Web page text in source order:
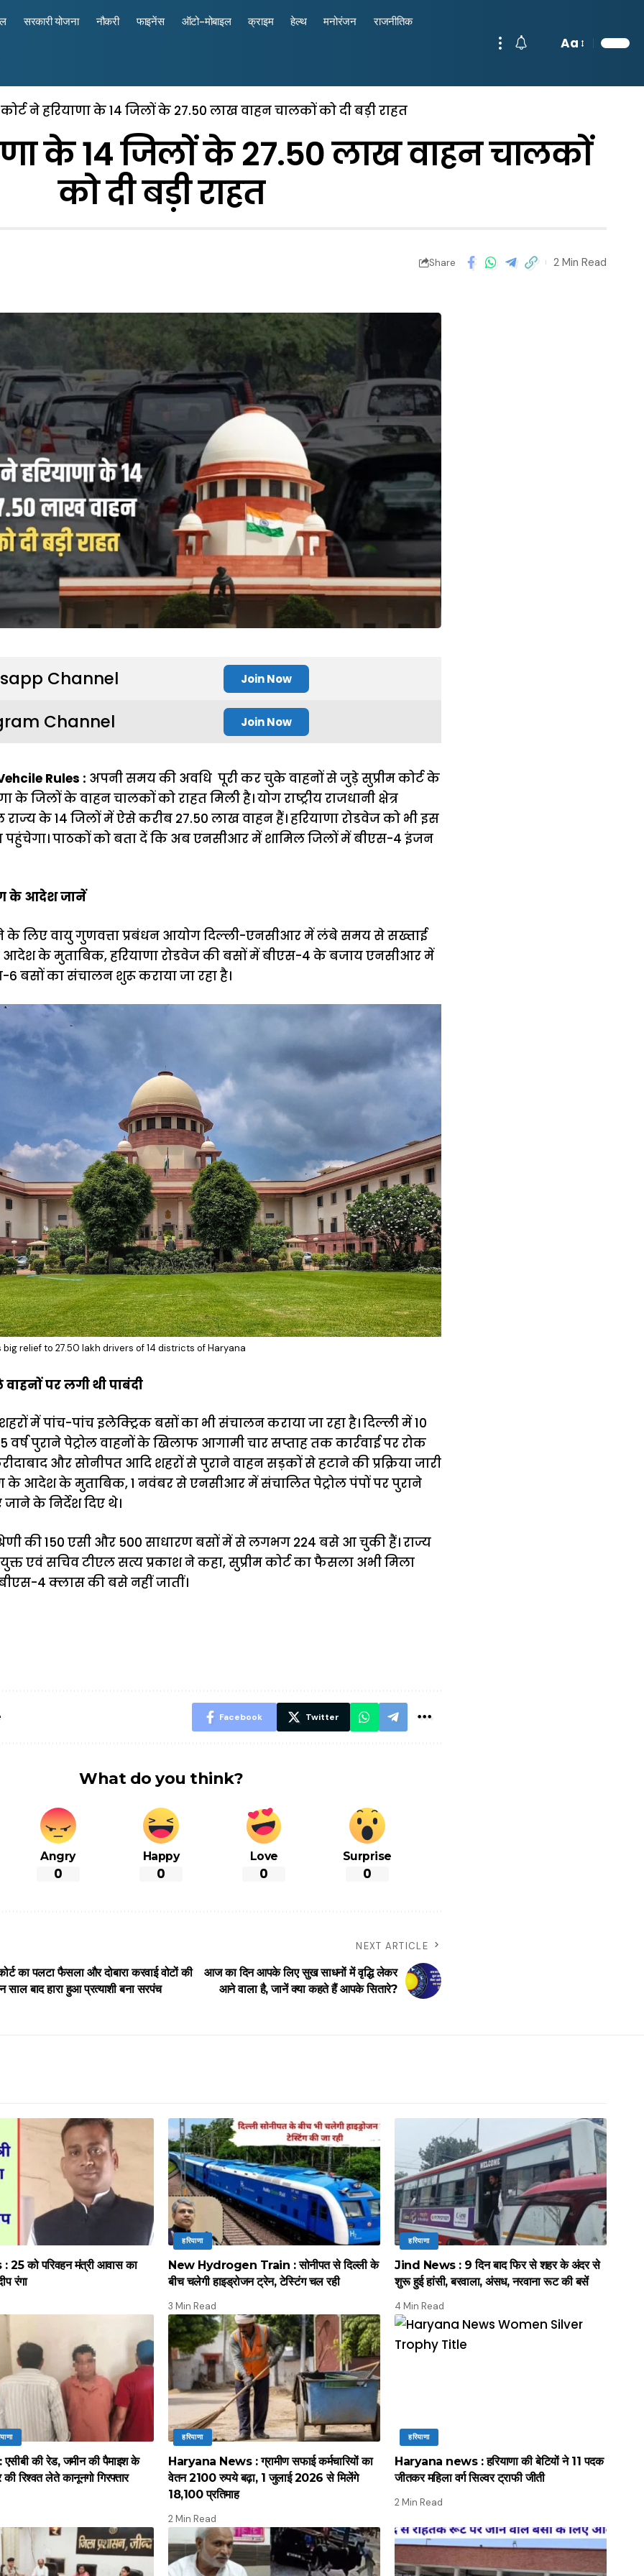
सरकारी योजना नौकरी फाइनेंस ऑटो-मोबाइल क्राइम हेल्थ मनोरंजन राजनीतिक
Aa
कोर्ट ने हरियाणा के 14 जिलों के 27.50 लाख वाहन चालकों को दी बड़ी राहत
के 14 जिलों के 27.50 लाख वाहन चालकों
को दी बड़ी राहत
Share 2 Min Read
Channel Join Now
Channel Join Now
Rules : अपनी समय की अवधि पूरी कर चुके वाहनों से जुड़े सुप्रीम कोर्ट के
के जिलों के वाहन चालकों को राहत मिली है। योग राष्ट्रीय राजधानी क्षेत्र
के 14 जिलों में ऐसे करीब 27.50 लाख वाहन हैं। हरियाणा रोडवेज को भी इस
पाठकों को बता दें कि अब एनसीआर में शामिल जिलों में बीएस-4 इंजन
के आदेश जानें
के लिए वायु गुणवत्ता प्रबंधन आयोग दिल्ली-एनसीआर में लंबे समय से सख्ताई
आदेश के मुताबिक, हरियाणा रोडवेज की बसों में बीएस-4 के बजाय एनसीआर में
6 बसों का संचालन शुरू कराया जा रहा है।
relief to 27.50 lakh drivers of 14 districts of Haryana
वाहनों पर लगी थी पाबंदी
में पांच-पांच इलेक्ट्रिक बसों का भी संचालन कराया जा रहा है। दिल्ली में 10
वर्ष पुराने पेट्रोल वाहनों के खिलाफ आगामी चार सप्ताह तक कार्रवाई पर रोक
और सोनीपत आदि शहरों से पुराने वाहन सड़कों से हटाने की प्रक्रिया जारी
के आदेश के मुताबिक, 1 नवंबर से एनसीआर में संचालित पेट्रोल पंपों पर पुराने
के निर्देश दिए थे।
की 150 एसी और 500 साधारण बसों में से लगभग 224 बसे आ चुकी हैं। राज्य
एवं सचिव टीएल सत्य प्रकाश ने कहा, सुप्रीम कोर्ट का फैसला अभी मिला
बीएस-4 क्लास की बसे नहीं जातीं।
निगरानी
Facebook Twitter
What do you think?
Angry
0
Happy
0
Love
0
Surprise
0
का पलटा फैसला और दोबारा करवाई वोटों की
साल बाद हारा हुआ प्रत्याशी बना सरपंच
NEXT ARTICLE
आज का दिन आपके लिए सुख साधनों में वृद्धि लेकर
आने वाला है, जानें क्या कहते हैं आपके सितारे?
को परिवहन मंत्री आवास का
रंगा
हरियाणा
New Hydrogen Train : सोनीपत से दिल्ली के
बीच चलेगी हाइड्रोजन ट्रेन, टेस्टिंग चल रही
3 Min Read
हरियाणा
Jind News : 9 दिन बाद फिर से शहर के अंदर से
शुरू हुई हांसी, बरवाला, अंसध, नरवाना रूट की बसें
4 Min Read
की रेड, जमीन की पैमाइश के
रिश्वत लेते कानूनगो गिरफ्तार
हरियाणा
Haryana News : ग्रामीण सफाई कर्मचारियों का
वेतन 2100 रुपये बढ़ा, 1 जुलाई 2026 से मिलेंगे
18,100 प्रतिमाह
2 Min Read
हरियाणा
Haryana news : हरियाणा की बेटियों ने 11 पदक
जीतकर महिला वर्ग सिल्वर ट्राफी जीती
2 Min Read